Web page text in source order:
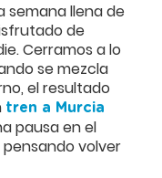
semana llena de
de
Cerramos a lo
se mezcla
el resultado
tren a Murcia
pausa en el
volver